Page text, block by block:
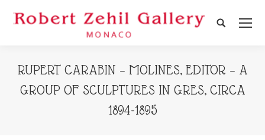
Search:
RUPERT CARABIN – MOLINES, EDITOR – A
GROUP OF SCULPTURES IN GRES, CIRCA
1894-1895